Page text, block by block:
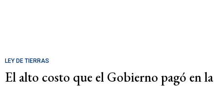
LEY DE TIERRAS
El alto costo que el Gobierno pagó en la